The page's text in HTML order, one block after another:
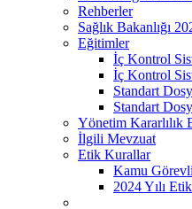
Rehberler
Sağlık Bakanlığı
Eğitimler
İç Kontrol
İç Kontrol
Standart
Standart
Yönetim Kararlılık
İlgili Mevzuat
Etik Kurallar
Kamu
2024 Yılı